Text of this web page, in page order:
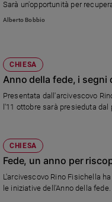
Sarà un'opportunità per
Chiese locali e nelle parrocchie
Alberto Bobbio
CHIESA
Anno della fede, i segni
Presentata dall'arcivescovo
l'11 ottobre sarà presieduta dal
CHIESA
Fede, un anno per
L'arcivescovo Rino Fisichella
le iniziative dell'Anno della fede.